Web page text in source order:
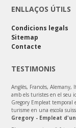
ENLLAÇOS ÚTILS
Condicions legals
Sitemap
Contacte
TESTIMONIS
Anglès, Francès,
amb els turistes en el seu
Gregory Empleat
turisme en una escola
Gregory - Empleat